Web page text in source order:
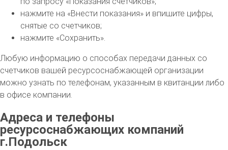
нажмите на «Внести показания» и впишите цифры,
снятые со счетчиков;
нажмите «Сохранить».
Любую информацию о способах передачи данных со
счетчиков вашей ресурсоснабжающей организации
можно узнать по телефонам, указанным в квитанции либо
в офисе компании.
Адреса и телефоны
ресурсоснабжающих компаний
г.Подольск